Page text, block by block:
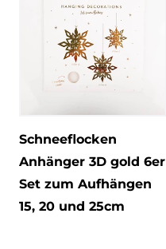
Schneeflocken
Anhänger 3D gold 6er
Set zum Aufhängen
15, 20 und 25cm